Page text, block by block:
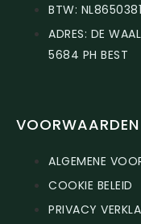
BTW:
ADRES: DE
5684 PH BEST
VOORWAARDEN
ALGEMENE
COOKIE BELEID
PRIVACY